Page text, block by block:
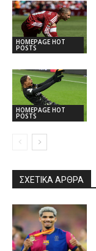
HOMEPAGE HOT
POSTS
HOMEPAGE HOT
POSTS
ΣΧΕΤΙΚΆ ΆΡΘΡΑ